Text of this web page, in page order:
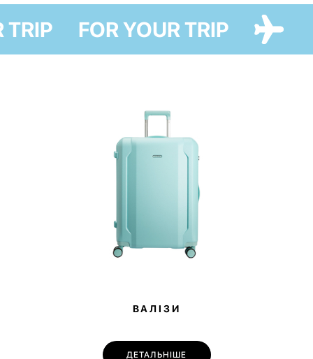
художницею Марією Лапко. Ця колекція — наша підтримка
кожному, хто вимушено покинув домівку та мріє повернутися
додому, та бажання допомогти вам без зайвих слів розказати
подряпин та не завадить її легкому транспортуванню, завдяки
допоможе заощадити на пакуванні та стане екологічною заміною
пластиковій плівці, у яку пакують валізи в аеропортах. А завдяки
температури до 40 градусів.
TRIP FOR YOUR TRIP
ВАЛІЗИ
ДЕТАЛЬНІШЕ